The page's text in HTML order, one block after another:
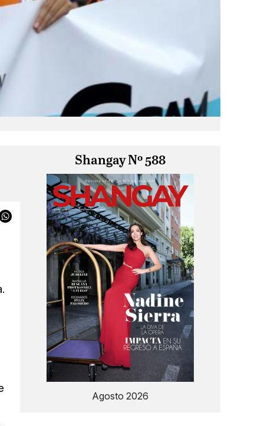
.
Shangay Nº 588
Agosto 2026